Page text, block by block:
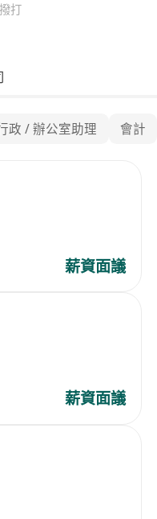
打
政 / 辦公室助理 會計
薪資面議
薪資面議